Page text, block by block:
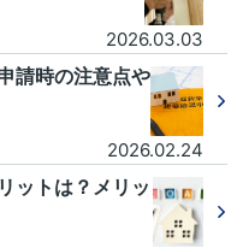
2026.03.03
請時の注意点や
2026.02.24
ットは？メリッ